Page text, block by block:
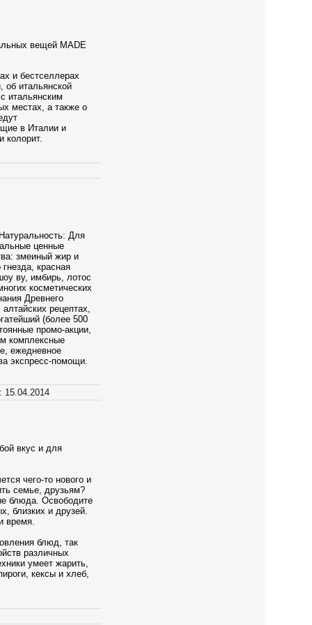
вещей MADE
и бестселлерах
об итальянской
итальянским
местах, а также о
в Италии и
колорит.
Для
ценные
змеиный жир и
красная
ву, имбирь, лотос
косметических
Древнего
рецептах,
(более 500
промо-акции,
комплексные
ежедневное
экспресс-помощи.
15.04.2014
вкус и для
чего-то нового и
семье, друзьям?
блюда. Освободите
близких и друзей.
время.
блюд, так
различных
умеет жарить,
кексы и хлеб,